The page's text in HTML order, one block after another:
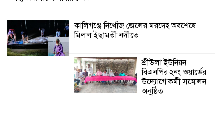
কালিগঞ্জে নিখোঁজ জেলের মরদেহ অবশেষে
মিলল ইছামতী নদীতে
শ্রীউলা ইউনিয়ন
বিএনপির ২নং ওয়ার্ডের
উদ্যোগে কর্মী সম্মেলন
অনুষ্ঠিত